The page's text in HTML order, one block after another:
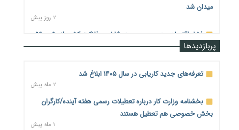
میدان شد
۲ روز پیش
فشار اقتصادی در مسیر صعود؛ شاخص فلاکت کشور از ۹۰ به ۹۶
درصد رسید
رشد ۷۵ هزار میلیاردی بازار خرید اعتباری؛ فین‌تک‌ها وارد میدان
۲ روز پیش
احتمال اختلال ۲۴ ساعته در سامانه‌های تأمین اجتماعی
۲ روز پیش
پربازدیدها
تعرفه‌های جدید کاریابی در سال ۱۴۰۵ ابلاغ شد
۲ ماه پیش
بخشنامه وزارت کار درباره تعطیلات رسمی هفته آینده/کارگران
بخش خصوصی هم تعطیل هستند
۱ ماه پیش